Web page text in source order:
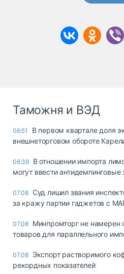
Таможня и ВЭД
06:51
В первом квартале доля
внешнеторговом обороте
06:39 В отношении импорта
могут ввести
07.08 Суд лишил звания
за кражу партии гаджетов с
07.08 Минпромторг не намерен
товаров для параллельного
07.08 Экспорт растворимого
рекордных показателей